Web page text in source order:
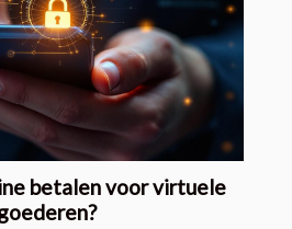
betalen voor virtuele